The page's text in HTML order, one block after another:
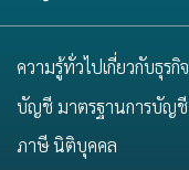
ความรู้ทั่วไปเกี่ยวกับธุรกิจ
บัญชี มาตรฐานการบัญชี
ภาษี นิติบุคคล